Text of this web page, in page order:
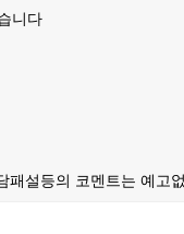
니다
패설등의 코멘트는 예고